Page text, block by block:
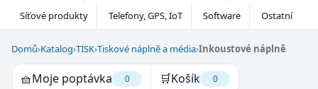
Síťové produkty Telefony, GPS, IoT Software Ostatní
Domů›Katalog›TISK›Tiskové náplně a média›Inkoustové náplně
🧺Moje poptávka 0 🛒Košík 0